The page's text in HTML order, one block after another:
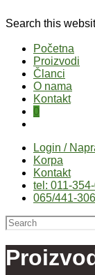
Search this
Početna
Proizvodi
Članci
O nama
Kontakt
0
Login /
Korpa
Kontakt
tel: 011-
065/441-